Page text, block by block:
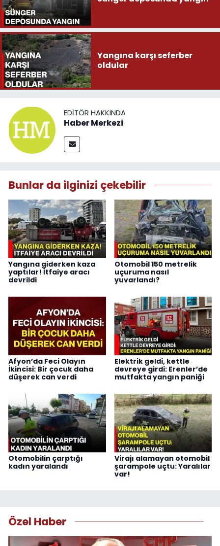
Yangına karşı seferber
oldular
EDITÖR HAKKINDA
Haber Merkezi
Bunlar da ilginizi çekebilir
Yangına giderken kaza
yaptılar! İtfaiye aracı
devrildi
Otomobil 150 metrelik
uçuruma nasıl
yuvarlandı?
Afyon’da Feci Olayın
İkincisi: Bir çocuk daha
düşerek can verdi
Elektrik geldi, kettle
devreye girdi: Erenler’de
mutfakta yangın paniği
Otomobilin çarptığı
kadın yaralandı
Virajı alamayan otomobil
şarampole uçtu: Yaralılar
var!
Özel Haber